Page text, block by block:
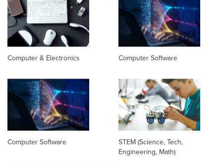
Computer & Electronics Computer Software
Computer Software
STEM (Science, Tech,
Engineering, Math)